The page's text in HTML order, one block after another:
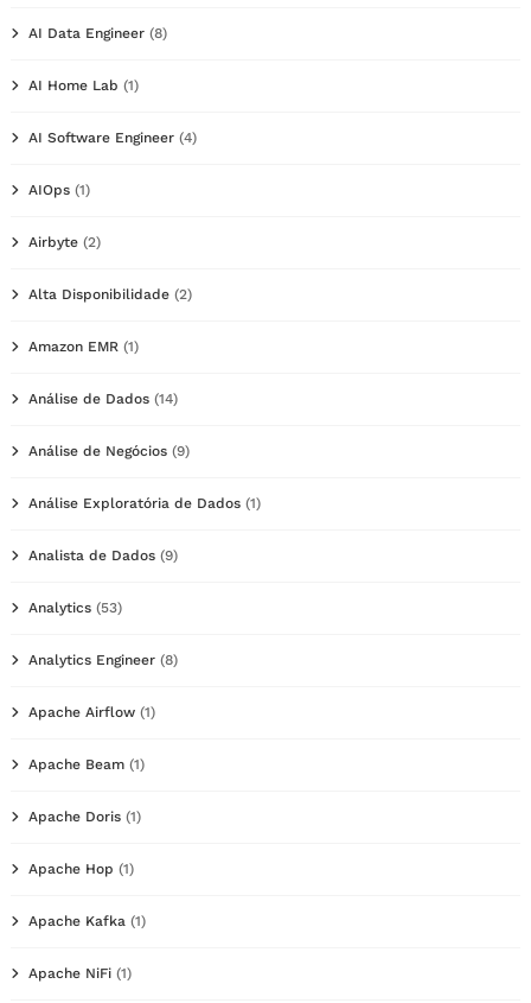
AI Data Engineer (8)
AI Home Lab (1)
AI Software Engineer (4)
AIOps (1)
Airbyte (2)
Alta Disponibilidade (2)
Amazon EMR (1)
Análise de Dados (14)
Análise de Negócios (9)
Análise Exploratória de Dados (1)
Analista de Dados (9)
Analytics (53)
Analytics Engineer (8)
Apache Airflow (1)
Apache Beam (1)
Apache Doris (1)
Apache Hop (1)
Apache Kafka (1)
Apache NiFi (1)